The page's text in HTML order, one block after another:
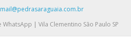
WhatsApp | Vila Clementino São Paulo SP